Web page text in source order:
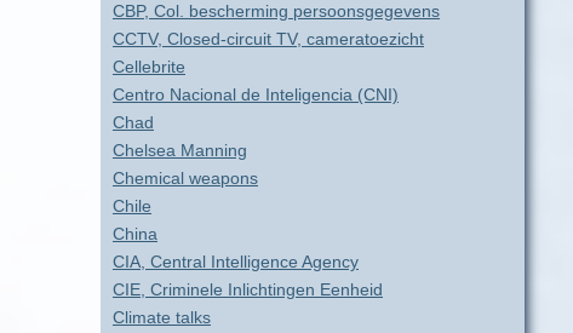
CBP, Col. bescherming persoonsgegevens
CCTV, Closed-circuit TV, cameratoezicht
Cellebrite
Centro Nacional de Inteligencia (CNI)
Chad
Chelsea Manning
Chemical weapons
Chile
China
CIA, Central Intelligence Agency
CIE, Criminele Inlichtingen Eenheid
Climate talks